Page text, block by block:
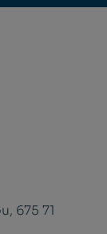
675 71